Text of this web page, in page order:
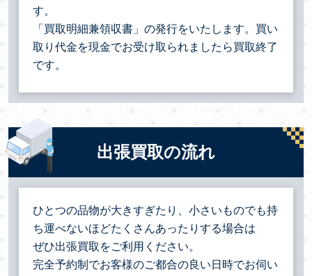
す。
「買取明細兼領収書」の発行をいたします。買い
取り代金を現金でお受け取られましたら買取終了
です。
出張買取の流れ
ひとつの品物が大きすぎたり、小さいものでも持
ち運べないほどたくさんあったりする場合は
ぜひ出張買取をご利用ください。
完全予約制でお客様のご都合の良い日時でお伺い